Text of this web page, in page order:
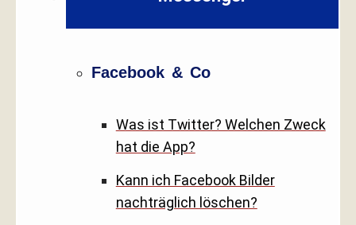
Facebook & Co
Was ist Twitter? Welchen Zweck
hat die App?
Kann ich Facebook Bilder
nachträglich löschen?